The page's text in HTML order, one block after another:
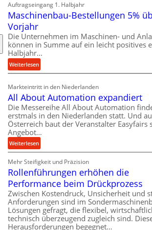
a
t
l
v
r
s
o
r
g
u
n
g
e
n
t
p
a
n
n
Auftragseingang 1. Halbjahr
Maschinenbau-Bestellungen 5%
Vorjahr
Die Unternehmen im Maschinen- und
können in Summe auf ein leicht positives
Halbjahr…
Weiterlesen:
M
c
h
i
n
e
n
a
u
-
B
e
s
t
Markteintritt in den Niederlanden
All About Automation expandiert
Die Messereihe All About Automation
erstmals in den Niederlanden statt. Und
Österreich baut der Veranstalter Easyfairs
Angebot…
Weiterlesen:
A
l
l
b
o
u
t
A
Mehr Steifigkeit und Präzision
Rollenführungen erhöhen die
Performance beim Drückprozess
Zwischen Kostendruck, Unsicherheit und
Anforderungen sind im
Lösungen gefragt, die flexibel,
technisch überzeugend zugleich sind.
Herausforderungen begegnet…